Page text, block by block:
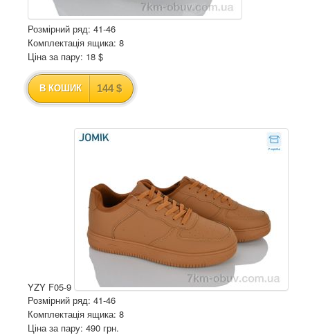
Розмірний ряд: 41-46
Комплектація ящика: 8
Ціна за пару: 18 $
В КОШИК 144 $
YZY F05-9
Розмірний ряд: 41-46
Комплектація ящика: 8
Ціна за пару: 490 грн.